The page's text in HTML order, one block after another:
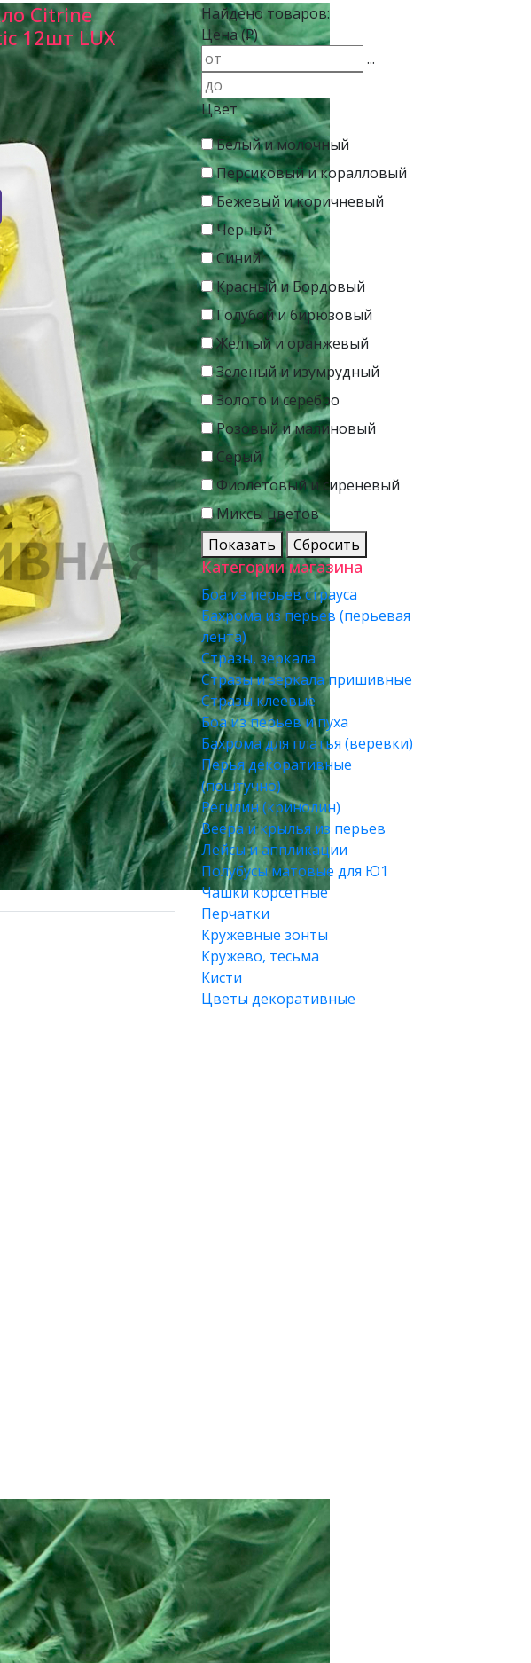
Citrine
12шт LUX
Найдено товаров:
Цена (₽)
...
Цвет
Белый и молочный
Персиковый и коралловый
Бежевый и коричневый
Черный
Синий
Красный и Бордовый
Голубой и бирюзовый
Желтый и оранжевый
Зеленый и изумрудный
Золото и серебро
Розовый и малиновый
Серый
Фиолетовый и сиреневый
Миксы цветов
Показать
Сбросить
Категории магазина
Боа из перьев страуса
Бахрома из перьев (перьевая
лента)
Стразы, зеркала
Стразы и зеркала пришивные
Стразы клеевые
Боа из перьев и пуха
Бахрома для платья (веревки)
Перья декоративные
(поштучно)
Регилин (кринолин)
Веера и крылья из перьев
Лейсы и аппликации
Полубусы матовые для Ю1
Чашки корсетные
Перчатки
Кружевные зонты
Кружево, тесьма
Кисти
Цветы декоративные